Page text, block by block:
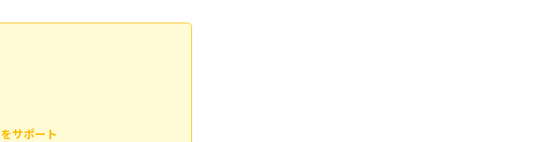
サポート